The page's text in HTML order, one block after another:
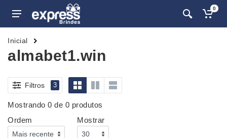
0
Inicial
almabet1.win
Filtros 3
Mostrando 0 de 0 produtos
Ordem
Mostrar